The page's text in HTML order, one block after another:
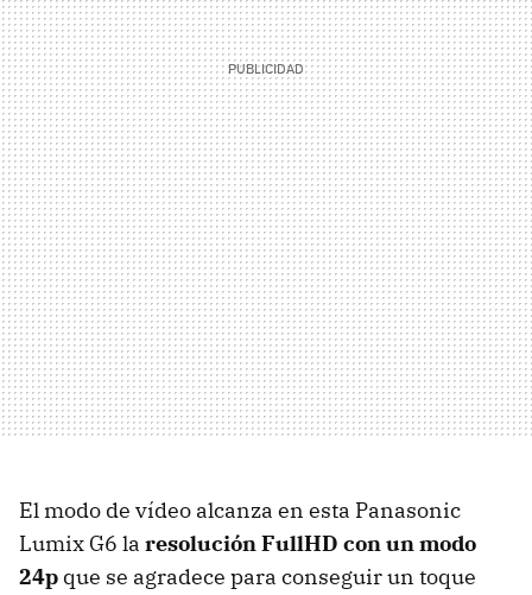
El modo de vídeo alcanza en esta Panasonic
Lumix G6 la resolución FullHD con un modo
24p que se agradece para conseguir un toque